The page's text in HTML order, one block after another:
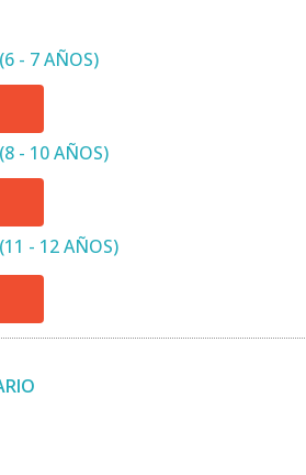
(6 - 7 AÑOS)
(8 - 10 AÑOS)
(11 - 12 AÑOS)